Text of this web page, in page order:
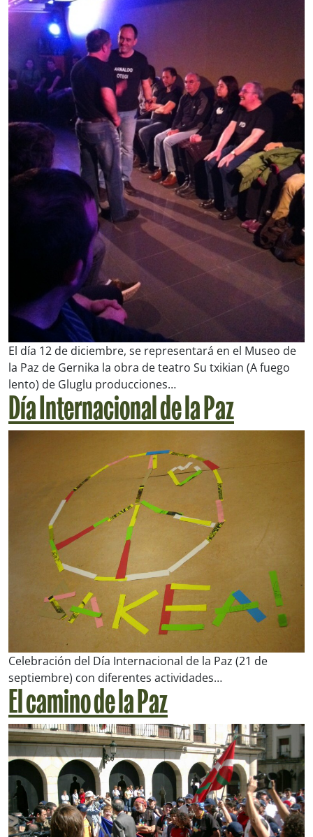
El día 12 de diciembre, se representará en el Museo de
la Paz de Gernika la obra de teatro Su txikian (A fuego
lento) de Gluglu producciones…
Día Internacional de la Paz
Celebración del Día Internacional de la Paz (21 de
septiembre) con diferentes actividades…
El camino de la Paz